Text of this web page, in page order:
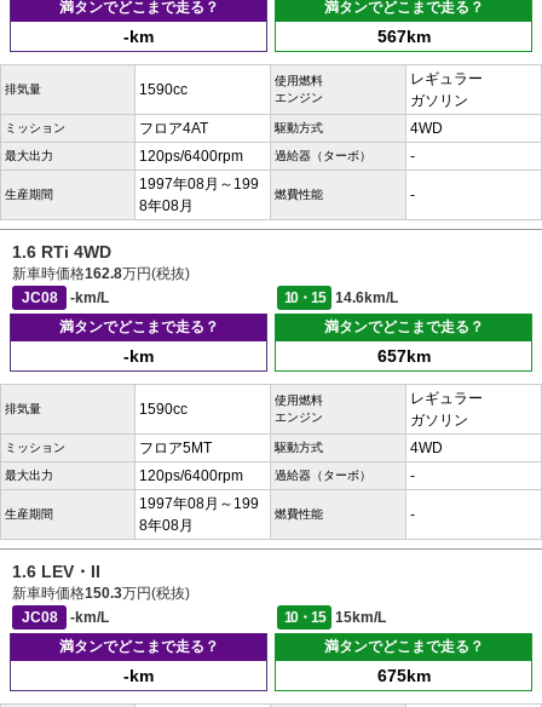
満タンでどこまで走る？
-km
満タンでどこまで走る？
567km
排気量 1590cc
使用燃料
エンジン
レギュラー
ガソリン
ミッション フロア4AT 駆動方式 4WD
最大出力 120ps/6400rpm 過給器（ターボ） -
生産期間
1997年08月～199
8年08月
燃費性能 -
1.6 RTi 4WD
新車時価格162.8万円(税抜)
JC08
-km/L 10・15
14.6km/L
満タンでどこまで走る？
-km
満タンでどこまで走る？
657km
排気量 1590cc
使用燃料
エンジン
レギュラー
ガソリン
ミッション フロア5MT 駆動方式 4WD
最大出力 120ps/6400rpm 過給器（ターボ） -
生産期間
1997年08月～199
8年08月
燃費性能 -
1.6 LEV・II
新車時価格150.3万円(税抜)
JC08
-km/L 10・15
15km/L
満タンでどこまで走る？
-km
満タンでどこまで走る？
675km